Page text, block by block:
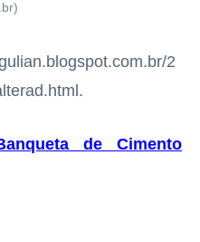
2
de Cimento